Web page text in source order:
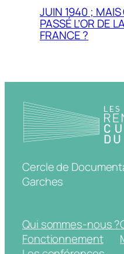
JUIN 1940 ; MAIS
PASSÉ L’OR DE
FRANCE ?
Cercle de
Garches
Qui sommes-nous ?
Fonctionnement